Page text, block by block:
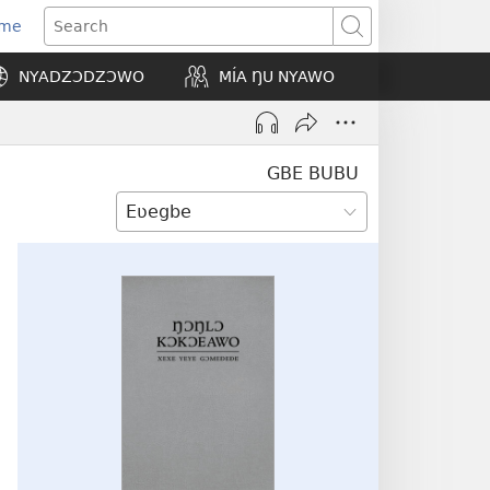
Search
NYADZƆDZƆWO MÍA ŊU NYAWO
GBE BUBU